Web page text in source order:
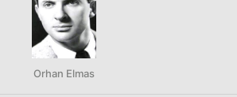
Orhan Elmas